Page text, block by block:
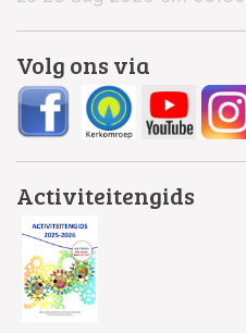
Volg ons via
Activiteitengids